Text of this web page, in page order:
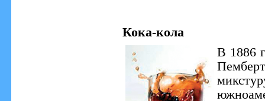
Кока-кола
В 1886